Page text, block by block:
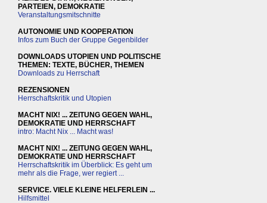
PARTEIEN, DEMOKRATIE
Veranstaltungsmitschnitte
AUTONOMIE UND KOOPERATION
Infos zum Buch der Gruppe Gegenbilder
DOWNLOADS UTOPIEN UND POLITISCHE
THEMEN: TEXTE, BÜCHER, THEMEN
Downloads zu Herrschaft
REZENSIONEN
Herrschaftskritik und Utopien
MACHT NIX! ... ZEITUNG GEGEN WAHL,
DEMOKRATIE UND HERRSCHAFT
intro: Macht Nix ... Macht was!
MACHT NIX! ... ZEITUNG GEGEN WAHL,
DEMOKRATIE UND HERRSCHAFT
Herrschaftskritik im Überblick: Es geht um
mehr als die Frage, wer regiert ...
SERVICE. VIELE KLEINE HELFERLEIN ...
Hilfsmittel